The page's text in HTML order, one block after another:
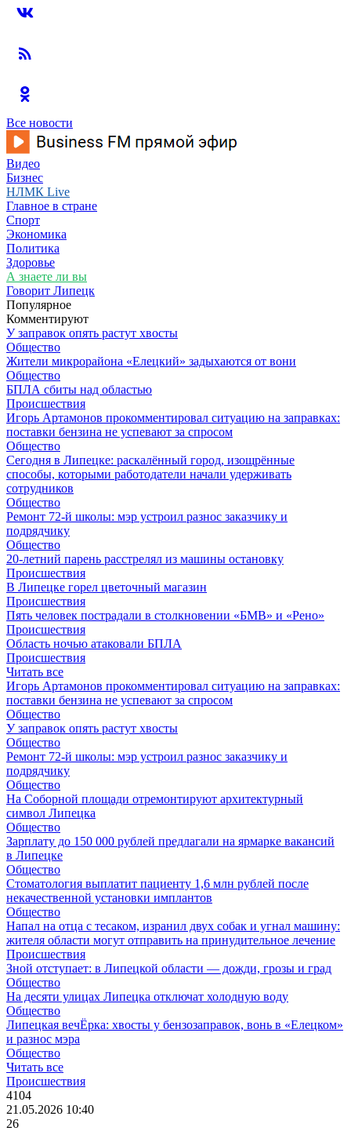
Все новости
Видео
Бизнес
НЛМК Live
Главное в стране
Спорт
Экономика
Политика
Здоровье
А знаете ли вы
Говорит Липецк
Популярное
Комментируют
У заправок опять растут хвосты
Общество
Жители микрорайона «Елецкий» задыхаются от вони
Общество
БПЛА сбиты над областью
Происшествия
Игорь Артамонов прокомментировал ситуацию на заправках:
поставки бензина не успевают за спросом
Общество
Сегодня в Липецке: раскалённый город, изощрённые
способы, которыми работодатели начали удерживать
сотрудников
Общество
Ремонт 72‑й школы: мэр устроил разнос заказчику и
подрядчику
Общество
20-летний парень расстрелял из машины остановку
Происшествия
В Липецке горел цветочный магазин
Происшествия
Пять человек пострадали в столкновении «БМВ» и «Рено»
Происшествия
Область ночью атаковали БПЛА
Происшествия
Читать все
Игорь Артамонов прокомментировал ситуацию на заправках:
поставки бензина не успевают за спросом
Общество
У заправок опять растут хвосты
Общество
Ремонт 72‑й школы: мэр устроил разнос заказчику и
подрядчику
Общество
На Соборной площади отремонтируют архитектурный
символ Липецка
Общество
Зарплату до 150 000 рублей предлагали на ярмарке вакансий
в Липецке
Общество
Стоматология выплатит пациенту 1,6 млн рублей после
некачественной установки имплантов
Общество
Напал на отца с тесаком, изранил двух собак и угнал машину:
жителя области могут отправить на принудительное лечение
Происшествия
Зной отступает: в Липецкой области — дожди, грозы и град
Общество
На десяти улицах Липецка отключат холодную воду
Общество
Липецкая вечЁрка: хвосты у бензозаправок, вонь в «Елецком»
и разнос мэра
Общество
Читать все
Происшествия
4104
21.05.2026 10:40
26